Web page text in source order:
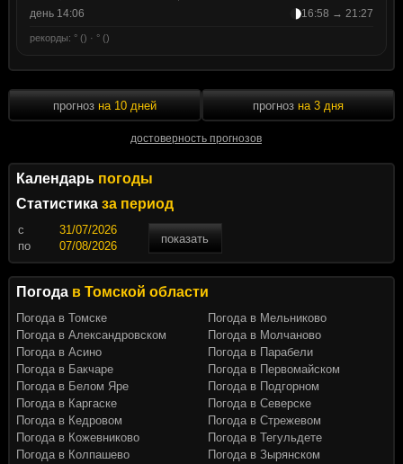
день 14:06
16:58 → 21:27
рекорды: ° () · ° ()
прогноз на 10 дней
достоверность прогнозов
прогноз на 3 дня
Календарь погоды
Статистика за период
c
показать
по
Погода в Томской области
Погода в Томске
Погода в Александровском
Погода в Асино
Погода в Бакчаре
Погода в Белом Яре
Погода в Каргаске
Погода в Кедровом
Погода в Кожевниково
Погода в Колпашево
Погода в Мельниково
Погода в Молчаново
Погода в Парабели
Погода в Первомайском
Погода в Подгорном
Погода в Северске
Погода в Стрежевом
Погода в Тегульдете
Погода в Зырянском